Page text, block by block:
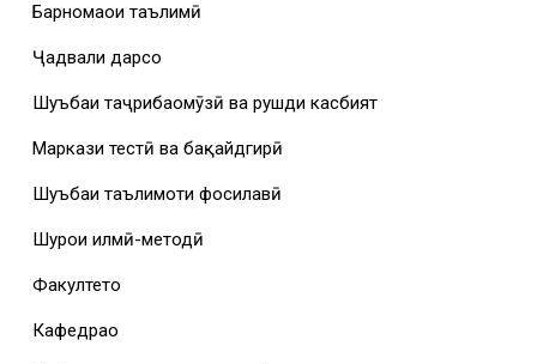
Барномаҳои таълимӣ
Ҷадвали дарсҳо
Шуъбаи таҷрибаомӯзӣ ва рушди касбият
Маркази тестӣ ва бақайдгирӣ
Шуъбаи таълимоти фосилавӣ
Шурои илмӣ-методӣ
Факултетҳо
Кафедраҳо